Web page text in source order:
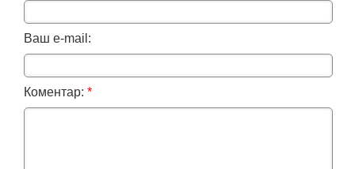
Ваш e-mail:
Коментар: *